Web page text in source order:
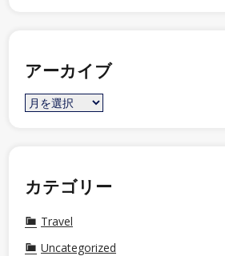
アーカイブ
カテゴリー
Travel
Uncategorized